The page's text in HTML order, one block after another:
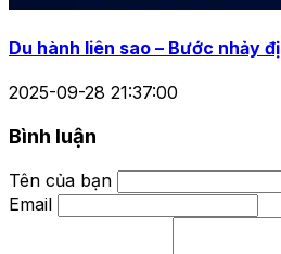
Du hành liên sao – Bước nhảy
2025-09-28 21:37:00
Bình luận
Tên của bạn
Email